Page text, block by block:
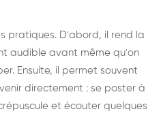
pratiques. D'abord, il rend la
audible avant même qu'on
Ensuite, il permet souvent
directement : se poster à
et écouter quelques